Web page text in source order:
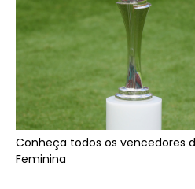
Conheça todos os vencedores
Feminina